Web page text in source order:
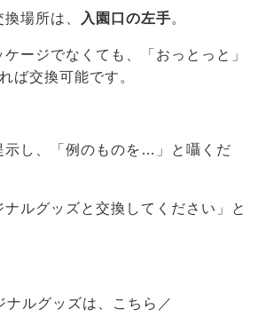
場所は、 入園口の左手。
ージでなくても、「おっとっと」
ば交換可能です。
示し、「例のものを…」と囁くだ
ルグッズと交換してください」と
ナルグッズは、こちら／